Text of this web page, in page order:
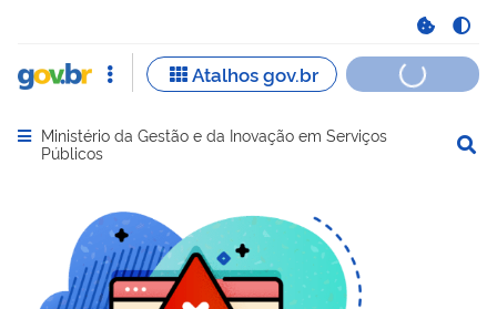
Abrir menu principal de navegação
Ministério da Gestão e da Inovação em Serviços
Públicos